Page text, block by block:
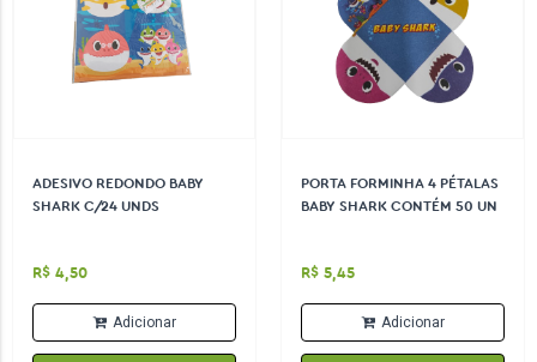
ADESIVO REDONDO BABY
SHARK C/24 UNDS
R$ 4,50
Adicionar
PORTA FORMINHA 4 PÉTALAS
BABY SHARK CONTÉM 50 UN
R$ 5,45
Adicionar